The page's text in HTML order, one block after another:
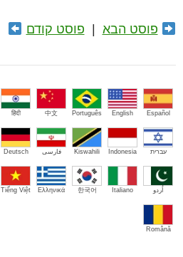
פוסט הבא פוסט קודם
Español
English
Português
中文
हिंदी
עברית Indonesia
Kiswahili فارسی Deutsch
اُردو Italiano
한국어
Ελληνικά
Tiếng Việt
Română